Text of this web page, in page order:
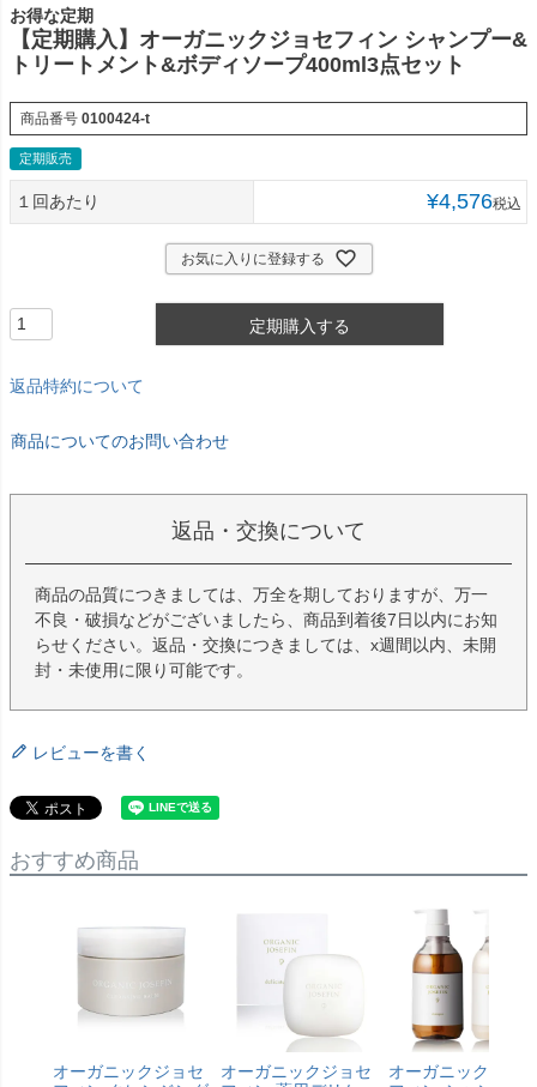
お得な定期
【定期購入】オーガニックジョセフィン シャンプー&
トリートメント&ボディソープ400ml3点セット
商品番号 0100424-t
定期販売
１回あたり ¥4,576税込
お気に入りに登録する
定期購入する
返品特約について
商品についてのお問い合わせ
返品・交換について
商品の品質につきましては、万全を期しておりますが、万一
不良・破損などがございましたら、商品到着後7日以内にお知
らせください。返品・交換につきましては、x週間以内、未開
封・未使用に限り可能です。
レビューを書く
おすすめ商品
オーガニックジョセ
オーガニックジョセ
オーガニックジョ